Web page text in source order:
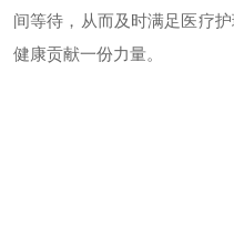
间等待，从而及时满足医疗
健康贡献一份力量。